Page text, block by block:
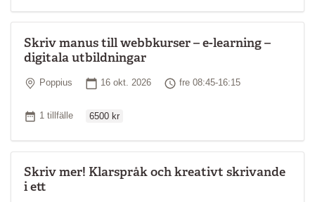
Skriv manus till webbkurser – e-learning –
digitala utbildningar
Plats
Poppius Startdatum
16 okt. 2026 Tid
fre 08:45-16:15
Antal tillfällen
1 tillfälle 6500 kr
Skriv mer! Klarspråk och kreativt skrivande
i ett